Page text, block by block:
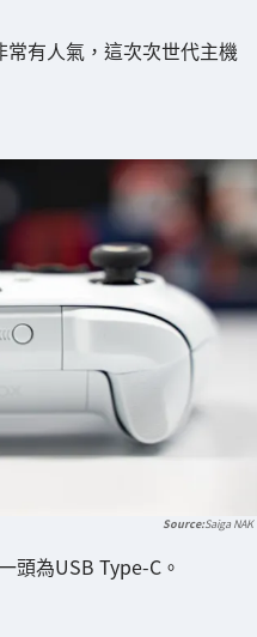
有人氣，這次次世代主機
Saiga NAK
頭為USB Type-C。